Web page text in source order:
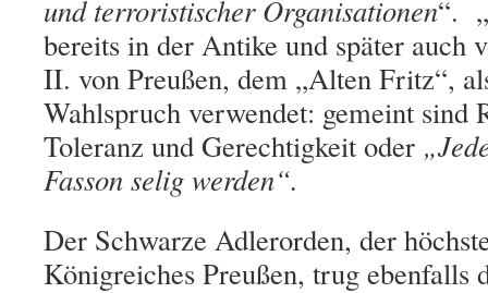
und terroristischer Organisationen“. „
bereits in der Antike und später auch
II. von Preußen, dem „Alten Fritz“,
Wahlspruch verwendet: gemeint sind
Toleranz und Gerechtigkeit oder „
Fasson selig werden“.
Der Schwarze Adlerorden, der
Königreiches Preußen, trug ebenfalls